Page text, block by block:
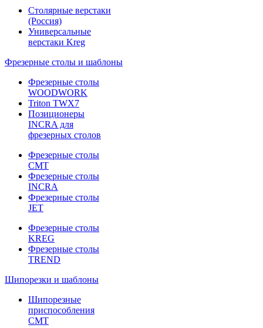
Столярные верстаки
(Россия)
Универсальные
верстаки Kreg
Фрезерные столы и шаблоны
Фрезерные столы
WOODWORK
Triton TWX7
Позиционеры
INCRA для
фрезерных столов
Фрезерные столы
CMT
Фрезерные столы
INCRA
Фрезерные столы
JET
Фрезерные столы
KREG
Фрезерные столы
TREND
Шипорезки и шаблоны
Шипорезные
приспособления
CMT